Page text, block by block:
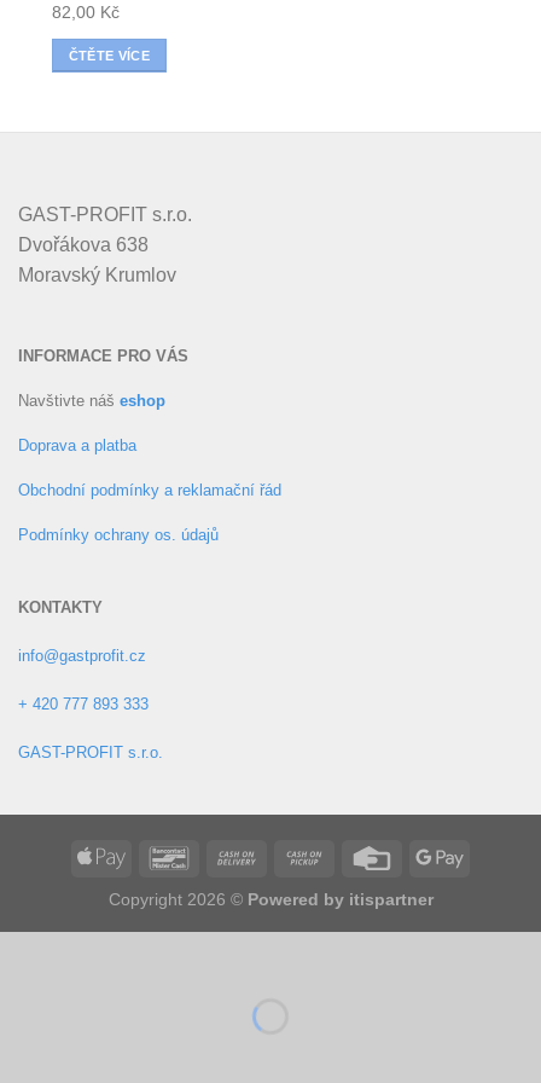
82,00 Kč
ČTĚTE VÍCE
GAST-PROFIT s.r.o.
Dvořákova 638
Moravský Krumlov
INFORMACE PRO VÁS
Navštivte náš eshop
Doprava a platba
Obchodní podmínky a reklamační řád
Podmínky ochrany os. údajů
KONTAKTY
info@gastprofit.cz
+ 420 777 893 333
GAST-PROFIT s.r.o.
Copyright 2026 © Powered by itispartner